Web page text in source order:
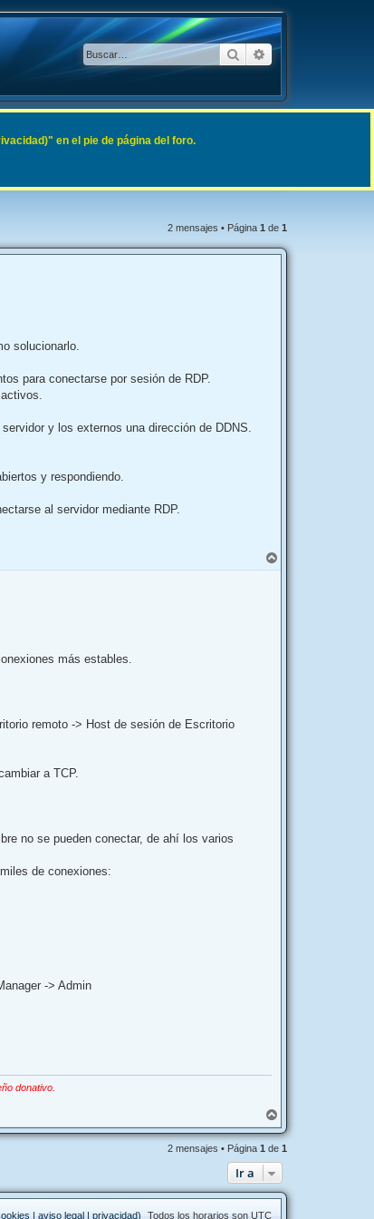
BuscarBúsqueda
2 mensajes • Página 1 de 1
solucionarlo.
para conectarse por sesión de RDP.
y los externos una dirección de DDNS.
y respondiendo.
al servidor mediante RDP.
r
más estables.
remoto -> Host de sesión de Escritorio
a TCP.
no se pueden conectar, de ahí los varios
de conexiones:
-> Admin
donativo.
r
r
i
b
2 mensajes • Página 1 de 1
Ir a
en el pie de página del foro.
Todos los horarios son UTC
| aviso legal | privacidad)